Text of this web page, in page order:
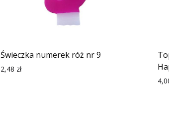
Świeczka numerek róż nr 9
2,48 zł